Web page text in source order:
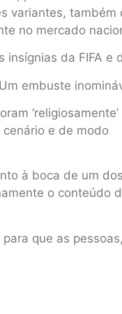
variantes, também
no mercado
da FIFA e
embuste
‘religiosamente’
e de modo
à boca de um dos
o conteúdo
que as